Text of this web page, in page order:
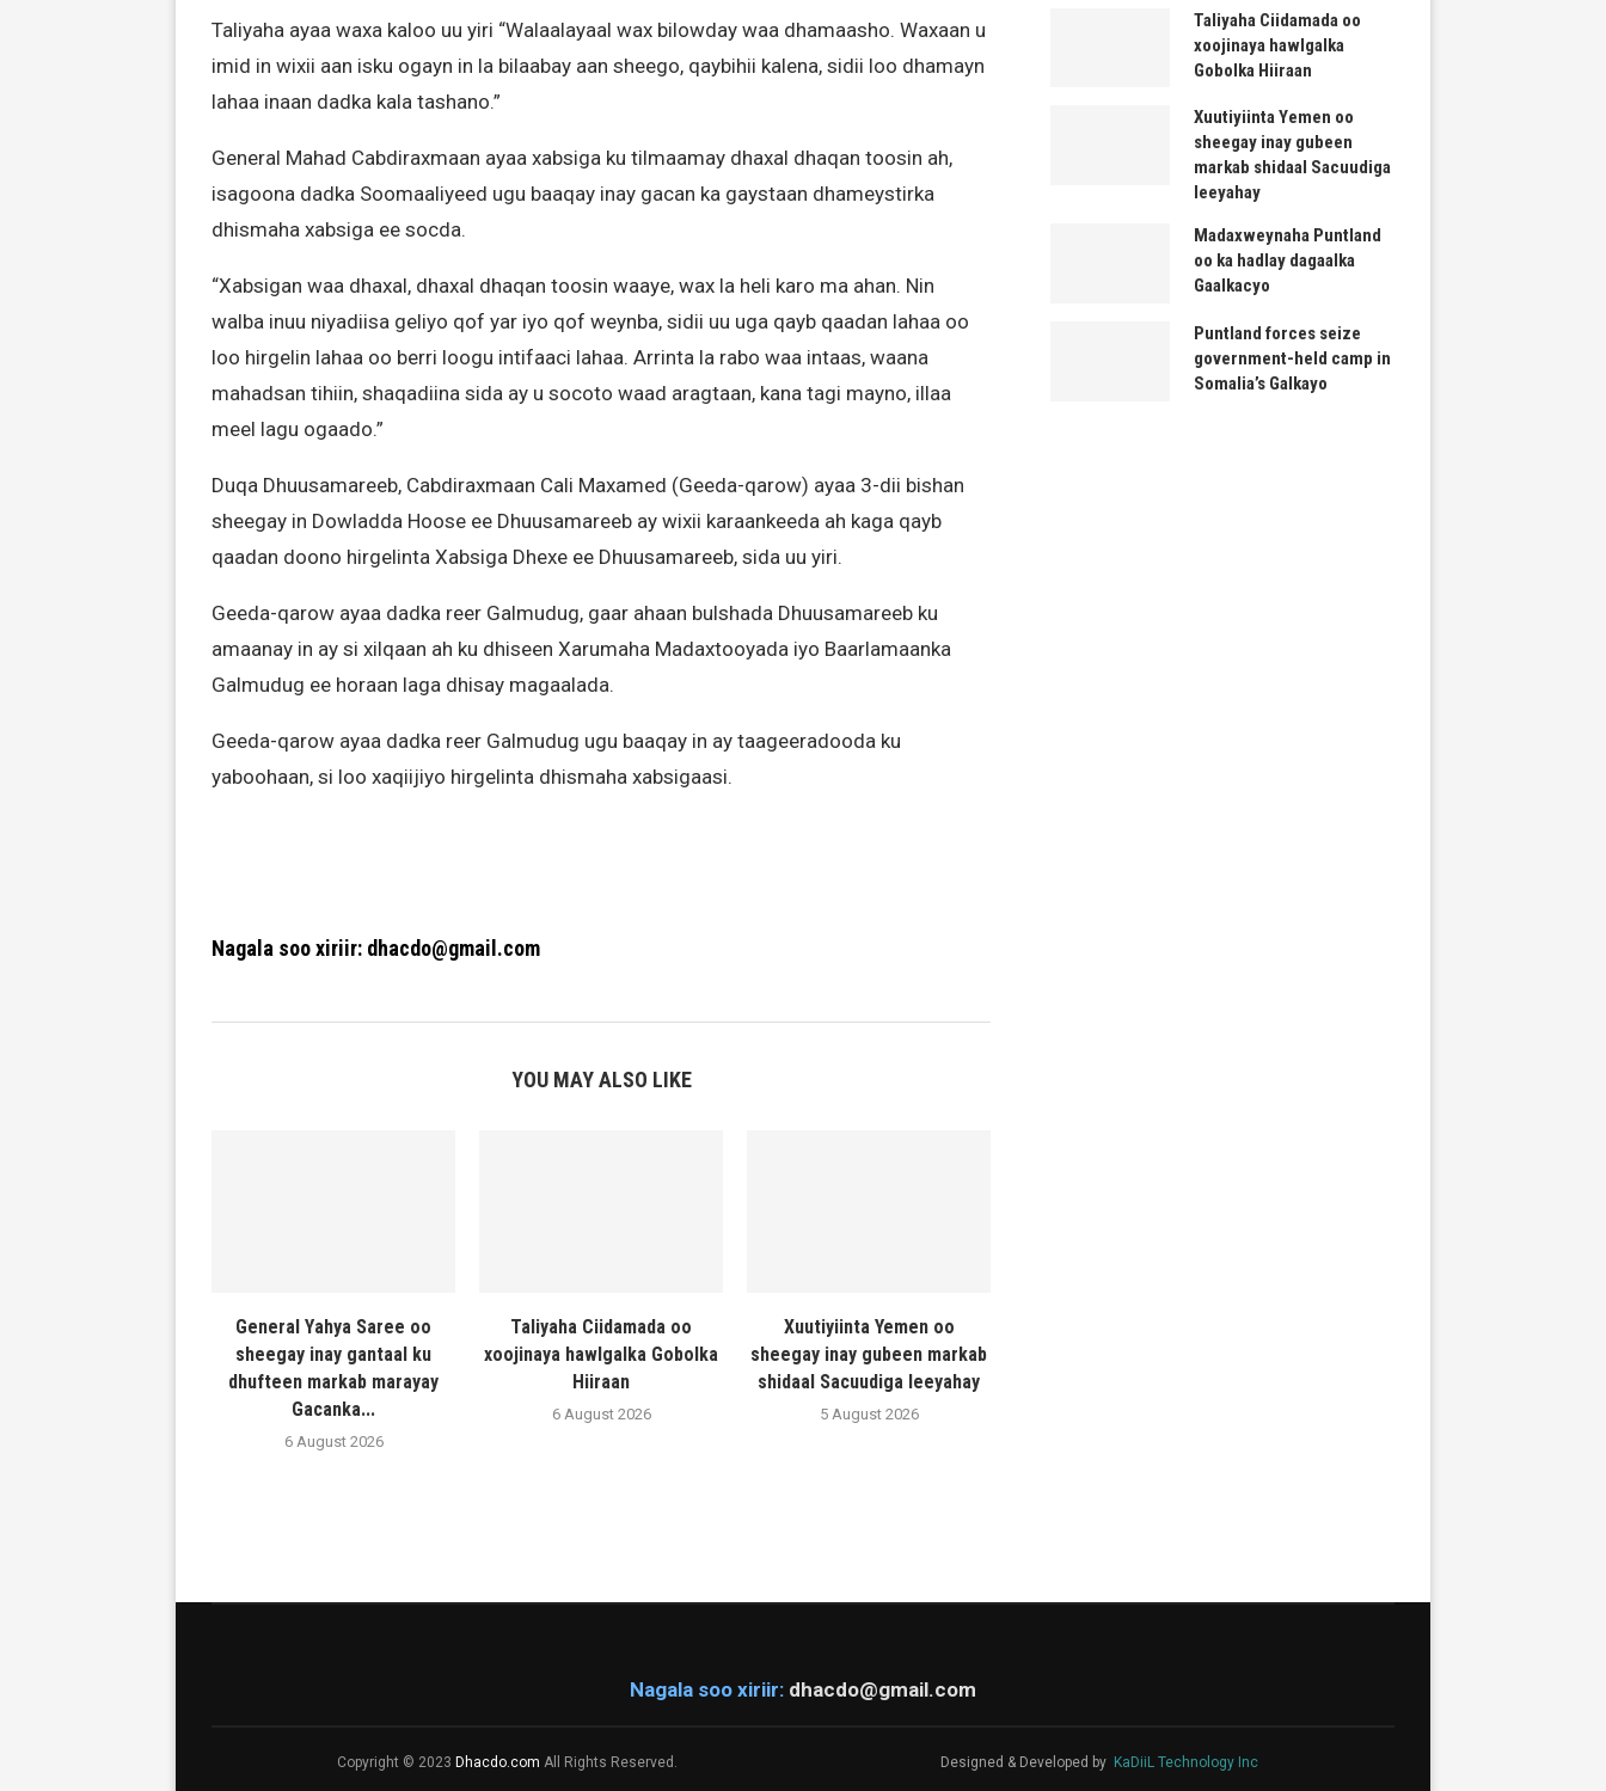
Taliyaha ayaa waxa kaloo uu yiri “Walaalayaal wax bilowday waa dhamaasho. Waxaan u
imid in wixii aan isku ogayn in la bilaabay aan sheego, qaybihii kalena, sidii loo dhamayn
lahaa inaan dadka kala tashano.”
General Mahad Cabdiraxmaan ayaa xabsiga ku tilmaamay dhaxal dhaqan toosin ah,
isagoona dadka Soomaaliyeed ugu baaqay inay gacan ka gaystaan dhameystirka
dhismaha xabsiga ee socda.
“Xabsigan waa dhaxal, dhaxal dhaqan toosin waaye, wax la heli karo ma ahan. Nin
walba inuu niyadiisa geliyo qof yar iyo qof weynba, sidii uu uga qayb qaadan lahaa oo
loo hirgelin lahaa oo berri loogu intifaaci lahaa. Arrinta la rabo waa intaas, waana
mahadsan tihiin, shaqadiina sida ay u socoto waad aragtaan, kana tagi mayno, illaa
meel lagu ogaado.”
Duqa Dhuusamareeb, Cabdiraxmaan Cali Maxamed (Geeda-qarow) ayaa 3-dii bishan
sheegay in Dowladda Hoose ee Dhuusamareeb ay wixii karaankeeda ah kaga qayb
qaadan doono hirgelinta Xabsiga Dhexe ee Dhuusamareeb, sida uu yiri.
Geeda-qarow ayaa dadka reer Galmudug, gaar ahaan bulshada Dhuusamareeb ku
amaanay in ay si xilqaan ah ku dhiseen Xarumaha Madaxtooyada iyo Baarlamaanka
Galmudug ee horaan laga dhisay magaalada.
Geeda-qarow ayaa dadka reer Galmudug ugu baaqay in ay taageeradooda ku
yaboohaan, si loo xaqiijiyo hirgelinta dhismaha xabsigaasi.
Nagala soo xiriir: dhacdo@gmail.com
YOU MAY ALSO LIKE
General Yahya Saree oo
sheegay inay gantaal ku
dhufteen markab marayay
Gacanka...
6 August 2026
Taliyaha Ciidamada oo
xoojinaya hawlgalka Gobolka
Hiiraan
6 August 2026
Xuutiyiinta Yemen oo
sheegay inay gubeen markab
shidaal Sacuudiga leeyahay
5 August 2026
Taliyaha Ciidamada oo
xoojinaya hawlgalka
Gobolka Hiiraan
Xuutiyiinta Yemen oo
sheegay inay gubeen
markab shidaal Sacuudiga
leeyahay
Madaxweynaha Puntland
oo ka hadlay dagaalka
Gaalkacyo
Puntland forces seize
government-held camp in
Somalia’s Galkayo
Nagala soo xiriir: dhacdo@gmail.com
Copyright © 2023 Dhacdo.com All Rights Reserved. Designed & Developed by KaDiiL Technology Inc